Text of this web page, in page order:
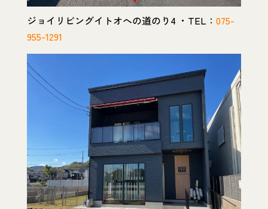
ジョイリビングイトオへの道のり4 ・TEL： 075-
955-1291